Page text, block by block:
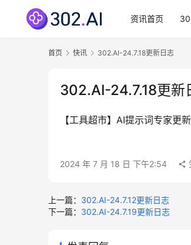
资讯首页
首页 快讯 302.AI-24.7.18更新日志
302.AI-24.7.18更新
【工具超市】AI提示词专家更
2024 年 7 月 18 日 下午2:54
上一篇： 302.AI-24.7.12更新日志
下一篇： 302.AI-24.7.19更新日志